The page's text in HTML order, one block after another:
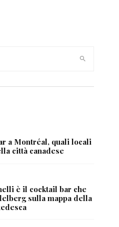
a Montréal, quali locali
città canadese
è il cocktail bar che
sulla mappa della